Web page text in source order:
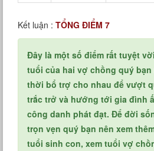
Kết luận : TỔNG ĐIỂM 7
Đây là một số điểm rất tuyệt
tuổi của hai vợ chồng quý
thời bổ trợ cho nhau để vượt
trắc trở và hướng tới gia đình
công danh phát đạt. Để đời
trọn vẹn quý bạn nên xem
tuổi sinh con, xem tuổi vợ